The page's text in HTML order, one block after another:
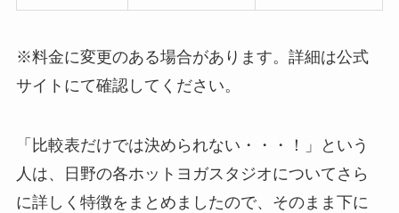
※料金に変更のある場合があります。詳細は公式
サイトにて確認してください。
「比較表だけでは決められない・・・！」という
人は、日野の各ホットヨガスタジオについてさら
に詳しく特徴をまとめましたので、そのまま下に